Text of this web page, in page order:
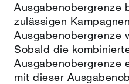
Ausgabenobergrenze
zulässigen
Ausgabenobergrenze
Sobald die
Ausgabenobergrenze
mit dieser